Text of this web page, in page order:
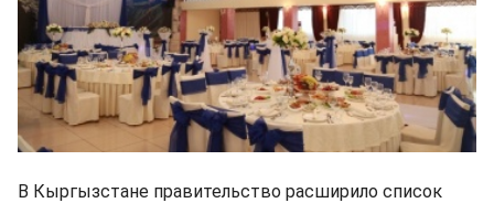
В Кыргызстане правительство расширило список